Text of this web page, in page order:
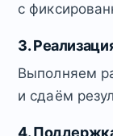
с
3.
Выполняем
и сдаём
4.